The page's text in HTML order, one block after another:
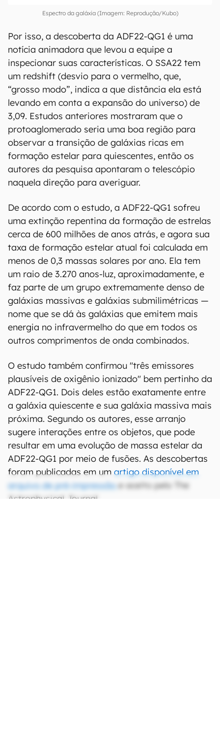
Espectro da galáxia (Imagem: Reprodução/Kubo)
Por isso, a descoberta da ADF22-QG1 é uma
notícia animadora que levou a equipe a
inspecionar suas características. O SSA22 tem
um redshift (desvio para o vermelho, que,
“grosso modo”, indica a que distância ela está
levando em conta a expansão do universo) de
3,09. Estudos anteriores mostraram que o
protoaglomerado seria uma boa região para
observar a transição de galáxias ricas em
formação estelar para quiescentes, então os
autores da pesquisa apontaram o telescópio
naquela direção para averiguar.
De acordo com o estudo, a ADF22-QG1 sofreu
uma extinção repentina da formação de estrelas
cerca de 600 milhões de anos atrás, e agora sua
taxa de formação estelar atual foi calculada em
menos de 0,3 massas solares por ano. Ela tem
um raio de 3.270 anos-luz, aproximadamente, e
faz parte de um grupo extremamente denso de
galáxias massivas e galáxias submilimétricas —
nome que se dá às galáxias que emitem mais
energia no infravermelho do que em todos os
outros comprimentos de onda combinados.
O estudo também confirmou "três emissores
plausíveis de oxigênio ionizado" bem pertinho da
ADF22-QG1. Dois deles estão exatamente entre
a galáxia quiescente e sua galáxia massiva mais
próxima. Segundo os autores, esse arranjo
sugere interações entre os objetos, que pode
resultar em uma evolução de massa estelar da
ADF22-QG1 por meio de fusões. As descobertas
foram publicadas em um artigo disponível em
arquivo de pré-impressãoe aceito pelo The
Astrophysical Journal.